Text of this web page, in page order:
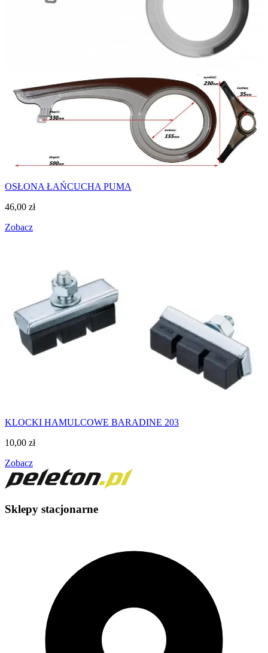
OSŁONA ŁAŃCUCHA PUMA
46,00 zł
Zobacz
KLOCKI HAMULCOWE BARADINE 203
10,00 zł
Zobacz
Sklepy stacjonarne